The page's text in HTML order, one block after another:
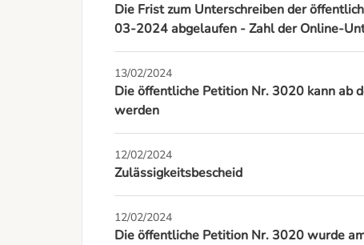
Die Frist zum Unterschreiben der
03-2024 abgelaufen - Zahl der Online-
13/02/2024
Die öffentliche Petition Nr. 3020 kann ab
werden
12/02/2024
Zulässigkeitsbescheid
12/02/2024
Die öffentliche Petition Nr. 3020 wurde